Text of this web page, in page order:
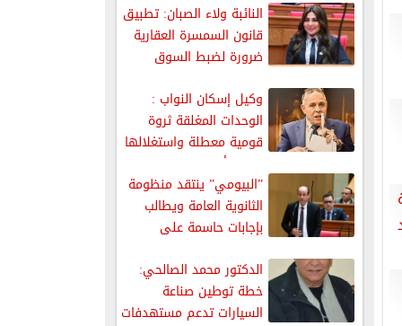
النائبة ولاء الصبان: تطبيق
قانون السمسرة العقارية
ضرورة لضبط السوق
وكيل إسكان النواب :
الوحدات المغلقة ثروة
قومية معطلة واستغلالها
يخفف أزمة...
”البيومي” ينتقد منظومة
الثانوية العامة ويطالب
بإجابات حاسمة على
الدكتور محمد الصالحي:
خطة توطين صناعة
السيارات تدعم مستهدفات